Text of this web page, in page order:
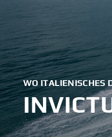
WO ITALIENISCHES